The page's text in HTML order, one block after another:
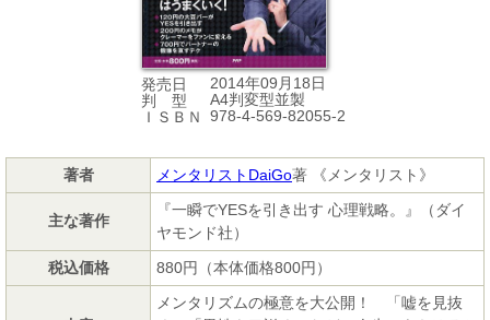
発売日
2014年09月18日
判 型
A4判変型並製
ＩＳＢＮ
978-4-569-82055-2
著者 メンタリストDaiGo著 《メンタリスト》
主な著作
『一瞬でYESを引き出す 心理戦略。』（ダイ
ヤモンド社）
税込価格
880円（本体価格800円）
メンタリズムの極意を大公開！ 「嘘を見抜